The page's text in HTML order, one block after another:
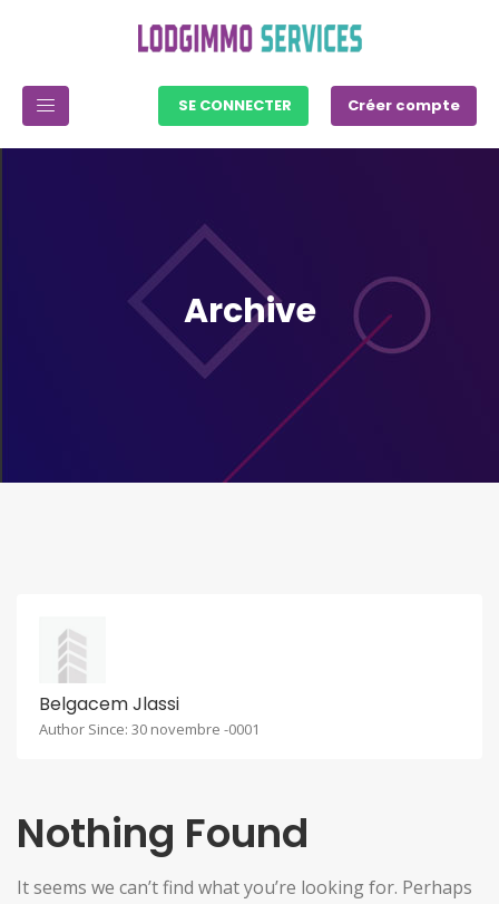
SE CONNECTER Créer compte
Archive
Belgacem Jlassi
Author Since: 30 novembre -0001
Nothing Found
It seems we can’t find what you’re looking for. Perhaps